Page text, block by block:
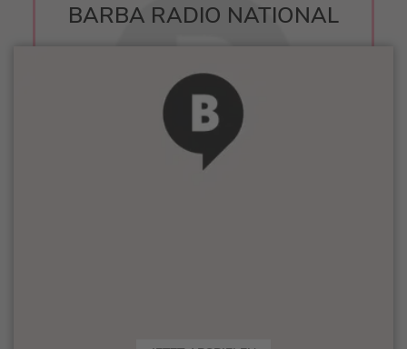
BARBA RADIO NATIONAL